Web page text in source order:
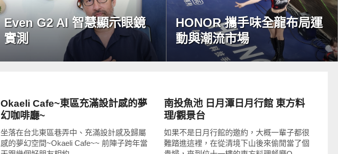
Even G2 AI 智慧顯示眼鏡
實測
HONOR 攜手味全龍布局運
動與潮流市場
Okaeli Cafe~東區充滿設計感的夢
幻咖啡廳~
坐落在台北東區巷弄中、充滿設計感及歸屬
感的夢幻空間~Okaeli Cafe~~ 前陣子跨年當
南投魚池 日月潭日月行館 東方料
理/觀景台
如果不是日月行館的邀約，大概一輩子都很
難踏進這裡，在從清境下山後來偷閒當了個